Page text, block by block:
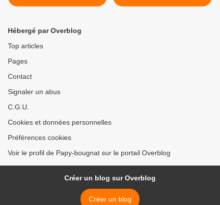
Hébergé par Overblog
Top articles
Pages
Contact
Signaler un abus
C.G.U.
Cookies et données personnelles
Préférences cookies
Voir le profil de Papy-bougnat sur le portail Overblog
Créer un blog sur Overblog
Créer un blog